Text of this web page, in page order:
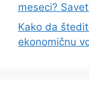
meseci?
Kako da
ekonomičnu